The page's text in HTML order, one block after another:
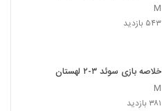
M
۵۴۳ بازدید
خلاصه بازی سوئد ۳-۲ لهستان
M
۳۸۱ بازدید